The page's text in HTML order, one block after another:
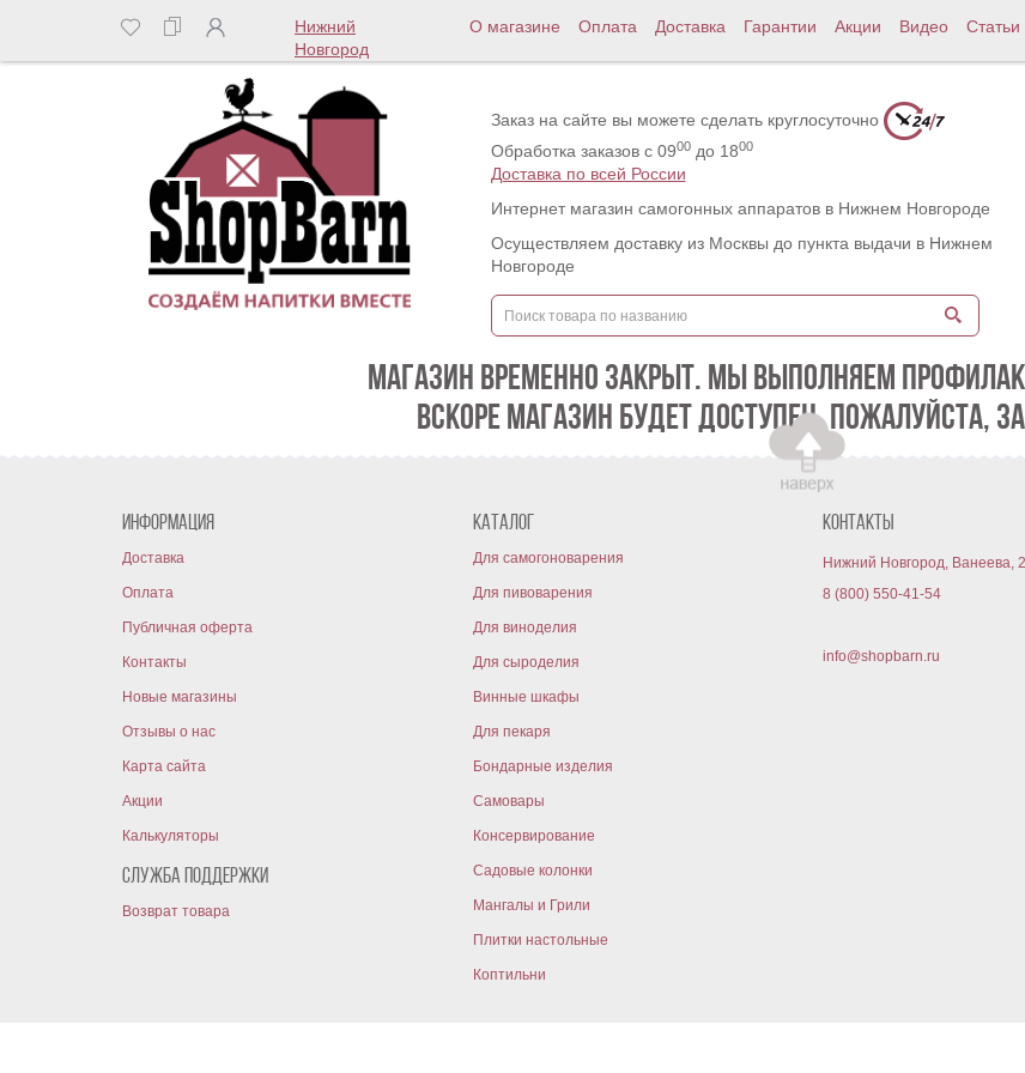
Нижний
Новгород
О магазине Оплата Доставка Гарантии Акции Видео Статьи
Заказ на сайте вы можете сделать круглосуточно
Обработка заказов с 0900до 1800
Доставка по всей России
Интернет магазин самогонных аппаратов в Нижнем Новгороде
Осуществляем доставку из Москвы до пункта выдачи в Нижнем
Новгороде
МАГАЗИН ВРЕМЕННО ЗАКРЫТ. МЫ ВЫПОЛНЯЕМ
ВСКОРЕ МАГАЗИН БУДЕТ ДОСТУПЕН. ПОЖАЛУЙСТА,
Информация
Доставка
Оплата
Публичная оферта
Контакты
Новые магазины
Отзывы о нас
Карта сайта
Акции
Калькуляторы
Служба поддержки
Возврат товара
Каталог
Для самогоноварения
Для пивоварения
Для виноделия
Для сыроделия
Винные шкафы
Для пекаря
Бондарные изделия
Самовары
Консервирование
Садовые колонки
Мангалы и Грили
Плитки настольные
Коптильни
Контакты
Нижний Новгород, Ванеева,
8 (800) 550-41-54
info@shopbarn.ru